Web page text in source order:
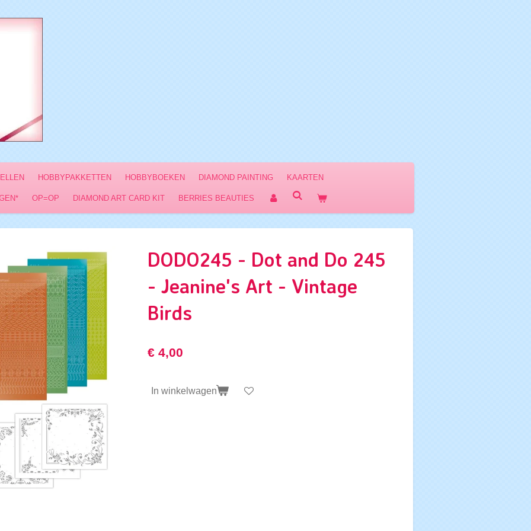
HOBBYPAKKETTEN HOBBYBOEKEN DIAMOND PAINTING KAARTEN
OP=OP DIAMOND ART CARD KIT BERRIES BEAUTIES
DODO245 - Dot and Do 245
- Jeanine's Art - Vintage
Birds
€ 4,00
In winkelwagen